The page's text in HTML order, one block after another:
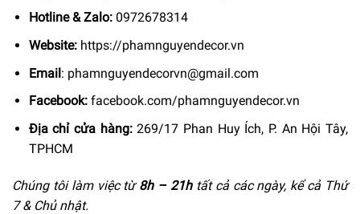
Hotline & Zalo: 0972678314
Website: https://phamnguyendecor.vn
Email: phamnguyendecorvn@gmail.com
Facebook: facebook.com/phamnguyendecor.vn
Địa chỉ cửa hàng:269/17 Phan Huy Ích, P. An Hội Tây,
TPHCM
Chúng tôi làm việc từ8h – 21h tất cả các ngày, kể cả Thứ
7 & Chủ nhật.